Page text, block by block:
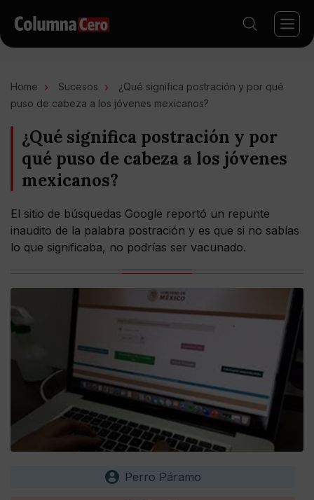
Home Sucesos
¿Qué significa postración y por qué
puso de cabeza a los jóvenes mexicanos?
¿Qué significa postración y por
qué puso de cabeza a los jóvenes
mexicanos?
El sitio de búsquedas Google reportó un repunte
inaudito de la palabra postración y es que si no sabías
lo que significaba, no podrías ser vacunado.
Perro Páramo